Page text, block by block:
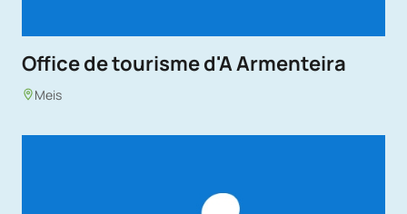
Office de tourisme d'A Armenteira
Meis